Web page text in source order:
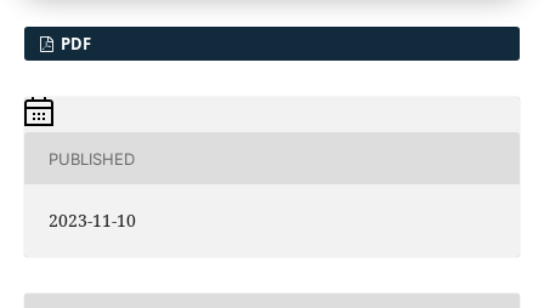
PDF
PUBLISHED
2023-11-10